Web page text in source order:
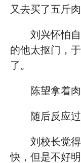
又去买了五斤
刘兴怀怕
的他太抠门，
了。
陈望拿着
随后反应
刘校长觉
快，但是不好